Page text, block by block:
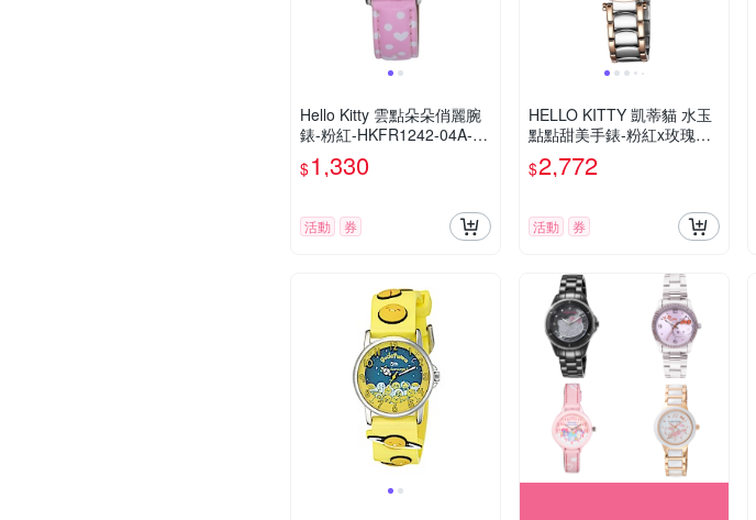
Hello Kitty 雲點朵朵俏麗腕
錶-粉紅-HKFR1242-04A-28
mm
$1,330
活動 券
HELLO KITTY 凱蒂貓 水玉
點點甜美手錶-粉紅x玫瑰金x
銀/32mm
$2,772
活動 券